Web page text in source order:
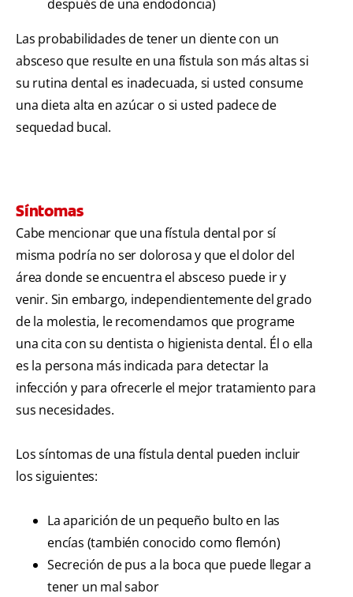
después de una endodoncia)
Las probabilidades de tener un diente con un
absceso que resulte en una fístula son más altas si
su rutina dental es inadecuada, si usted consume
una dieta alta en azúcar o si usted padece de
sequedad bucal.
Síntomas
Cabe mencionar que una fístula dental por sí
misma podría no ser dolorosa y que el dolor del
área donde se encuentra el absceso puede ir y
venir. Sin embargo, independientemente del grado
de la molestia, le recomendamos que programe
una cita con su dentista o higienista dental. Él o ella
es la persona más indicada para detectar la
infección y para ofrecerle el mejor tratamiento para
sus necesidades.
Los síntomas de una fístula dental pueden incluir
los siguientes:
La aparición de un pequeño bulto en las
encías (también conocido como flemón)
Secreción de pus a la boca que puede llegar a
tener un mal sabor